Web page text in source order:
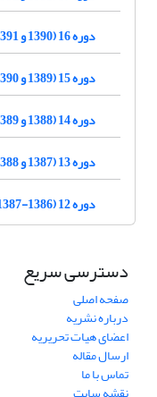
دوره 16 (1390 و 1391)
دوره 15 (1389 و 1390)
دوره 14 (1388 و 1389)
دوره 13 (1387 و 1388)
دوره 12 (1386-1387)
دسترسی سریع
صفحه اصلی
درباره نشریه
اعضای هیات تحریریه
ارسال مقاله
تماس با ما